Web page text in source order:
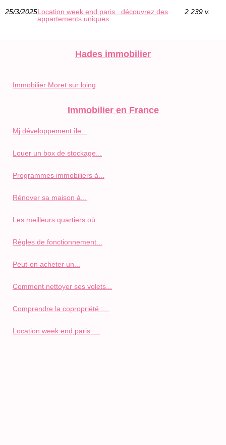
25/3/2025Location week end paris : découvrez des
appartements uniques
2 239 v.
Hades immobilier
Immobilier Moret sur loing
Immobilier en France
Mj développement île...
Louer un box de stockage...
Programmes immobiliers à...
Rénover sa maison à...
Les meilleurs quartiers où...
Règles de fonctionnement...
Peut-on acheter un...
Comment nettoyer ses volets...
Comprendre la copropriété :...
Location week end paris :...